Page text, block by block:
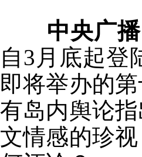
中央广
自3月底起登
即将举办的
有岛内舆论
文情感的珍